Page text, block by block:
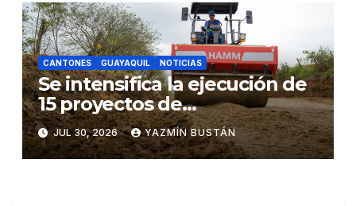
CANTONES GUAYAQUIL NOTICIAS
Se intensifica la ejecución de
15 proyectos de
infraestructura para
transformar Guayas, con
crédito del Banco Mundial
JUL 30, 2026 YAZMÍN BUSTÁN